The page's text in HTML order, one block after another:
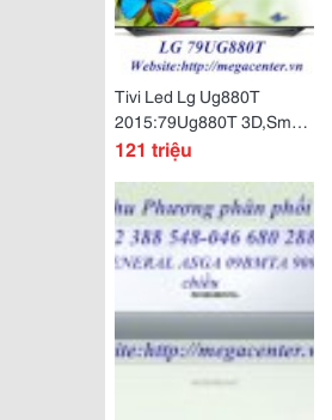
Tivi Led Lg Ug880T
2015:79Ug880T 3D,Smart
Tv 78 Inch Dùng Hệ Điều
121 triệu